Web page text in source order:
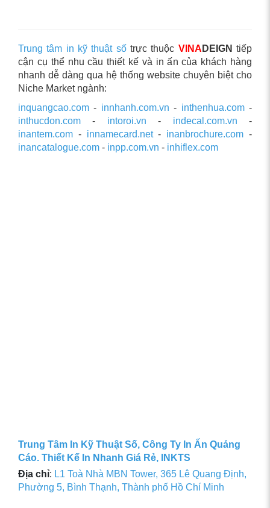
Trung tâm in kỹ thuật sốtrực thuộc VINA DEIGN tiếp
cận cụ thể nhu cầu thiết kế và in ấn của khách hàng
nhanh dễ dàng qua hệ thống website chuyên biệt cho
Niche Market ngành:
inquangcao.com - innhanh.com.vn - inthenhua.com-
inthucdon.com - intoroi.vn - indecal.com.vn -
inantem.com - innamecard.net- inanbrochure.com -
inancatalogue.com - inpp.com.vn - inhiflex.com
Trung Tâm In Kỹ Thuật Số, Công Ty In Ấn Quảng
Cáo. Thiết Kế In Nhanh Giá Rẻ, INKTS
Địa chỉ: L1 Toà Nhà MBN Tower, 365 Lê Quang Định,
Phường 5, Bình Thạnh, Thành phố Hồ Chí Minh